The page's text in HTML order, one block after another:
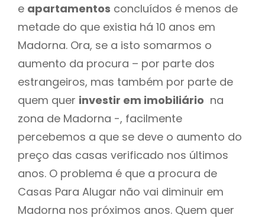
e apartamentos concluídos é menos de
metade do que existia há 10 anos em
Madorna. Ora, se a isto somarmos o
aumento da procura – por parte dos
estrangeiros, mas também por parte de
quem quer investir em imobiliário na
zona de Madorna -, facilmente
percebemos a que se deve o aumento do
preço das casas verificado nos últimos
anos. O problema é que a procura de
Casas Para Alugar não vai diminuir em
Madorna nos próximos anos. Quem quer